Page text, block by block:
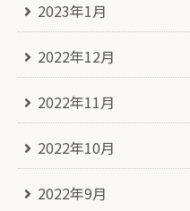
2023年1月
2022年12月
2022年11月
2022年10月
2022年9月